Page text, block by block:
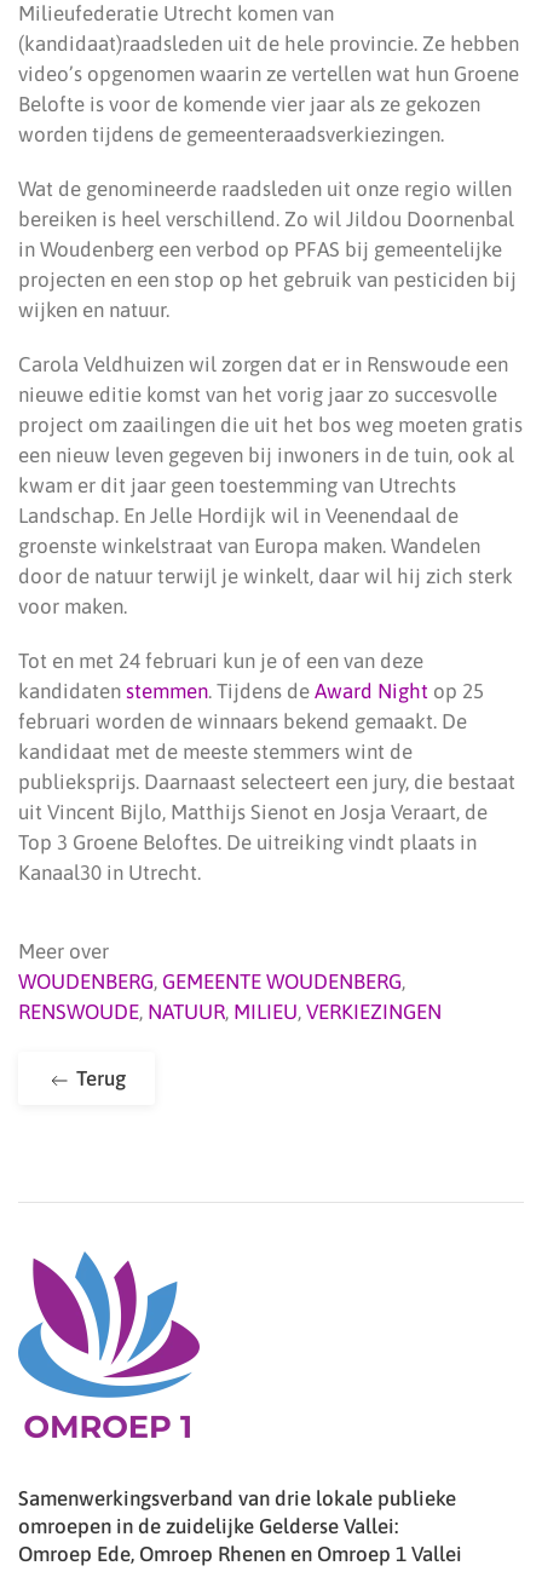
Milieufederatie Utrecht komen van
(kandidaat)raadsleden uit de hele provincie. Ze hebben
video’s opgenomen waarin ze vertellen wat hun Groene
Belofte is voor de komende vier jaar als ze gekozen
worden tijdens de gemeenteraadsverkiezingen.
Wat de genomineerde raadsleden uit onze regio willen
bereiken is heel verschillend. Zo wil Jildou Doornenbal
in Woudenberg een verbod op PFAS bij gemeentelijke
projecten en een stop op het gebruik van pesticiden bij
wijken en natuur.
Carola Veldhuizen wil zorgen dat er in Renswoude een
nieuwe editie komst van het vorig jaar zo succesvolle
project om zaailingen die uit het bos weg moeten gratis
een nieuw leven gegeven bij inwoners in de tuin, ook al
kwam er dit jaar geen toestemming van Utrechts
Landschap. En Jelle Hordijk wil in Veenendaal de
groenste winkelstraat van Europa maken. Wandelen
door de natuur terwijl je winkelt, daar wil hij zich sterk
voor maken.
Tot en met 24 februari kun je of een van deze
kandidaten stemmen. Tijdens de Award Night op 25
februari worden de winnaars bekend gemaakt. De
kandidaat met de meeste stemmers wint de
publieksprijs. Daarnaast selecteert een jury, die bestaat
uit Vincent Bijlo, Matthijs Sienot en Josja Veraart, de
Top 3 Groene Beloftes. De uitreiking vindt plaats in
Kanaal30 in Utrecht.
Meer over
WOUDENBERG, GEMEENTE WOUDENBERG,
RENSWOUDE, NATUUR, MILIEU, VERKIEZINGEN
Terug
Samenwerkingsverband van drie lokale publieke
omroepen in de zuidelijke Gelderse Vallei:
Omroep Ede, Omroep Rhenen en Omroep 1 Vallei